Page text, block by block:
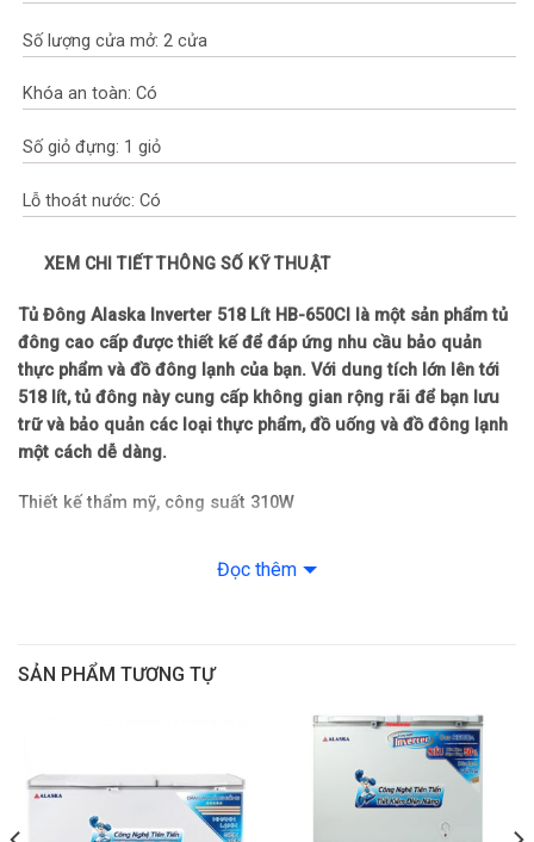
Số lượng cửa mở: 2 cửa
Khóa an toàn: Có
Số giỏ đựng: 1 giỏ
Lỗ thoát nước: Có
Bánh xe di chuyển: Có
Thông số kỹ thuật
Dòng điện: 220-240V/50Hz
Công suất: 310W
Loại gas: R290
Kích thước: Dài 168.3 cm – Rộng 67 cm – Cao 88 cm
Tiện ích: Công nghệ biến tần INVERTER kết hợp gas R290 tiết
Hãng sản xuất: Alaska (Thương hiệu: Việt Nam)
XEM CHI TIẾT THÔNG SỐ KỸ THUẬT
Tủ Đông Alaska Inverter 518 Lít HB-650CI là một sản phẩm tủ
đông cao cấp được thiết kế để đáp ứng nhu cầu bảo quản
thực phẩm và đồ đông lạnh của bạn. Với dung tích lớn lên tới
518 lít, tủ đông này cung cấp không gian rộng rãi để bạn lưu
trữ và bảo quản các loại thực phẩm, đồ uống và đồ đông lạnh
một cách dễ dàng.
Thiết kế thẩm mỹ, công suất 310W
thiết kế thẩm mỹ tinh tế, đáp ứng đầy đủ các yêu cầu về lưu trữ
trong tủ.
Công suất tiêu thụ chỉ 310W, tủ đông này mang lại sự tiết kiệm
năng lượng và giảm thiểu chi phí điện, đồng thời giữ cho thực
phẩm luôn tươi ngon và bền lâu.
Để đảm bảo hiệu suất và sự tiện ích, tủ còn có lỗ thoát nước.
Đọc thêm
SẢN PHẨM TƯƠNG TỰ